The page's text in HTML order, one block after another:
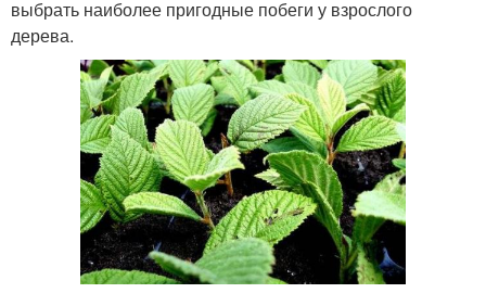
выбрать наиболее пригодные побеги у взрослого
дерева.